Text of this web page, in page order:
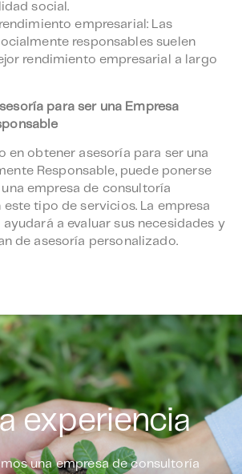
social.
empresarial: Las
responsables suelen
rendimiento empresarial a largo
para ser una Empresa
en obtener asesoría para ser una
Responsable, puede ponerse
empresa de consultoría
tipo de servicios. La empresa
a evaluar sus necesidades y
de asesoría personalizado.
experiencia
una empresa de consultoría